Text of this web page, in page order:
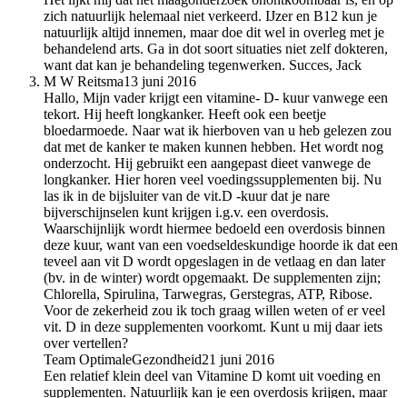
zich natuurlijk helemaal niet verkeerd. IJzer en B12 kun je
natuurlijk altijd innemen, maar doe dit wel in overleg met je
behandelend arts. Ga in dot soort situaties niet zelf dokteren,
want dat kan je behandeling tegenwerken. Succes, Jack
M W Reitsma13 juni 2016
Hallo, Mijn vader krijgt een vitamine- D- kuur vanwege een
tekort. Hij heeft longkanker. Heeft ook een beetje
bloedarmoede. Naar wat ik hierboven van u heb gelezen zou
dat met de kanker te maken kunnen hebben. Het wordt nog
onderzocht. Hij gebruikt een aangepast dieet vanwege de
longkanker. Hier horen veel voedingssupplementen bij. Nu
las ik in de bijsluiter van de vit.D -kuur dat je nare
bijverschijnselen kunt krijgen i.g.v. een overdosis.
Waarschijnlijk wordt hiermee bedoeld een overdosis binnen
deze kuur, want van een voedseldeskundige hoorde ik dat een
teveel aan vit D wordt opgeslagen in de vetlaag en dan later
(bv. in de winter) wordt opgemaakt. De supplementen zijn;
Chlorella, Spirulina, Tarwegras, Gerstegras, ATP, Ribose.
Voor de zekerheid zou ik toch graag willen weten of er veel
vit. D in deze supplementen voorkomt. Kunt u mij daar iets
over vertellen?
Team OptimaleGezondheid21 juni 2016
Een relatief klein deel van Vitamine D komt uit voeding en
supplementen. Natuurlijk kan je een overdosis krijgen, maar